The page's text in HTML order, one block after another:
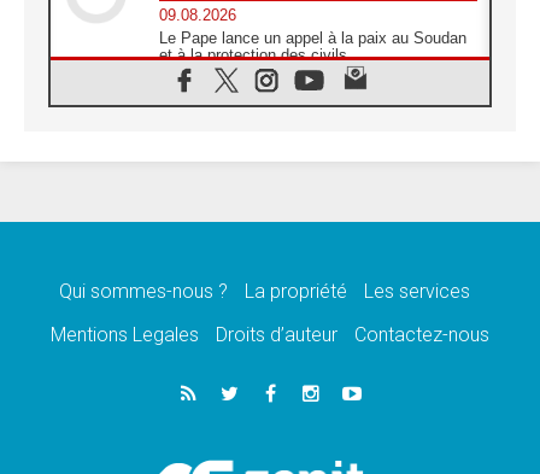
09.08.2026
Le Pape lance un appel à la paix au Soudan
et à la protection des civils
09.08.2026
Déclaration d'Addis-Abeba du SCEAM sur
08.08.2026
08.08.2026
la victoire de l'amour sur la mort
«Relancer l'empathie», le projet Triennal d'art
des Universités catholiques
Signis 2026, donner la parole aux religieuses
Qui sommes-nous ? La propriété
Les services
Mentions Legales
Droits d’auteur Contactez-nous